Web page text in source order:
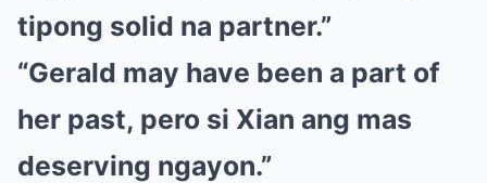
tipong solid na partner.”
“Gerald may have been a part of
her past, pero si Xian ang mas
deserving ngayon.”